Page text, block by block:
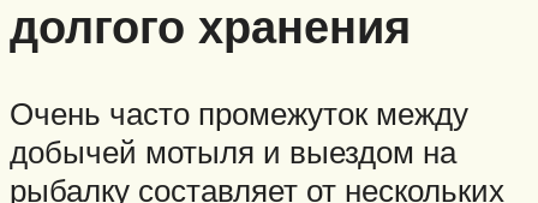
долгого хранения
Очень часто промежуток между
добычей мотыля и выездом на
рыбалку составляет от нескольких